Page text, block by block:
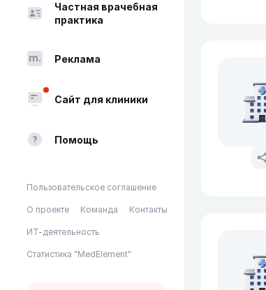
Частная врачебная
практика
Реклама
Сайт для клиники
Помощь
Пользовательское соглашение
О проекте Команда Контакты
ИТ-деятельность
Статистика "MedElement"